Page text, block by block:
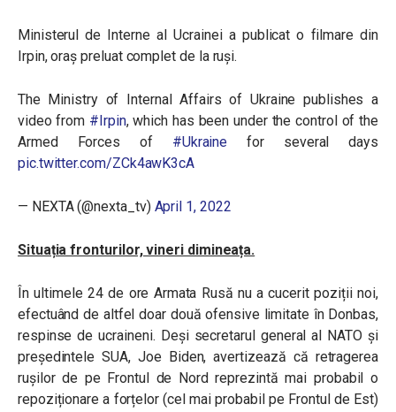
Ministerul de Interne al Ucrainei a publicat o filmare din
Irpin, oraș preluat complet de la ruși.
The Ministry of Internal Affairs of Ukraine publishes a
video from #Irpin, which has been under the control of the
Armed Forces of #Ukraine for several days
pic.twitter.com/ZCk4awK3cA
— NEXTA (@nexta_tv) April 1, 2022
Situația fronturilor, vineri dimineața.
În ultimele 24 de ore Armata Rusă nu a cucerit poziții noi,
efectuând de altfel doar două ofensive limitate în Donbas,
respinse de ucraineni. Deși secretarul general al NATO și
președintele SUA, Joe Biden, avertizează că retragerea
rușilor de pe Frontul de Nord reprezintă mai probabil o
repoziționare a forțelor (cel mai probabil pe Frontul de Est)